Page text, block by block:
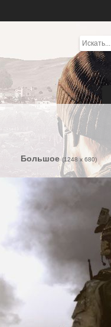
Большое (1248 x 680)